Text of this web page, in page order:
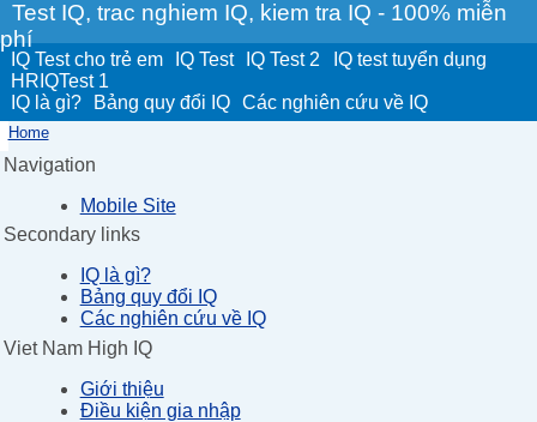
Test IQ, trac nghiem IQ, kiem tra IQ - 100% miễn
phí
IQ Test cho trẻ em IQ Test IQ Test 2
IQ test tuyển dụng
HRIQTest 1
IQ là gì?
Bảng quy đổi IQ Các nghiên cứu về IQ
Home
Navigation
Mobile Site
Secondary links
IQ là gì?
Bảng quy đổi IQ
Các nghiên cứu về IQ
Viet Nam High IQ
Giới thiệu
Điều kiện gia nhập